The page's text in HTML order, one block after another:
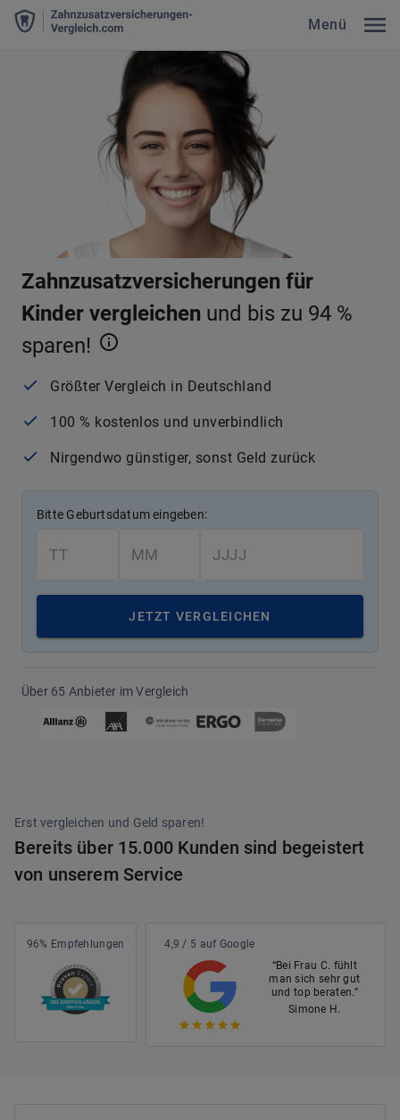
Menü
Zahnzusatzversicherungen für
Kinder vergleichen und bis zu 94 %
sparen!
Größter Vergleich in Deutschland
100 % kostenlos und unverbindlich
Nirgendwo günstiger, sonst Geld zurück
Bitte Geburtsdatum eingeben:
JETZT VERGLEICHEN
Über 65 Anbieter im Vergleich
Erst vergleichen und Geld sparen!
Bereits über 15.000 Kunden sind begeistert
von unserem Service
96% Empfehlungen
4,9 / 5 auf Google
“Bei Frau C. fühlt
man sich sehr gut
und top beraten.”
Simone H.